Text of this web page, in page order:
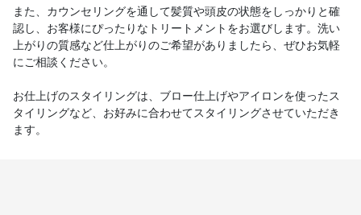
また、カウンセリングを通して髪質や頭皮の状態をしっかりと確
認し、お客様にぴったりなトリートメントをお選びします。洗い
上がりの質感など仕上がりのご希望がありましたら、ぜひお気軽
にご相談ください。
お仕上げのスタイリングは、ブロー仕上げやアイロンを使ったス
タイリングなど、お好みに合わせてスタイリングさせていただき
ます。